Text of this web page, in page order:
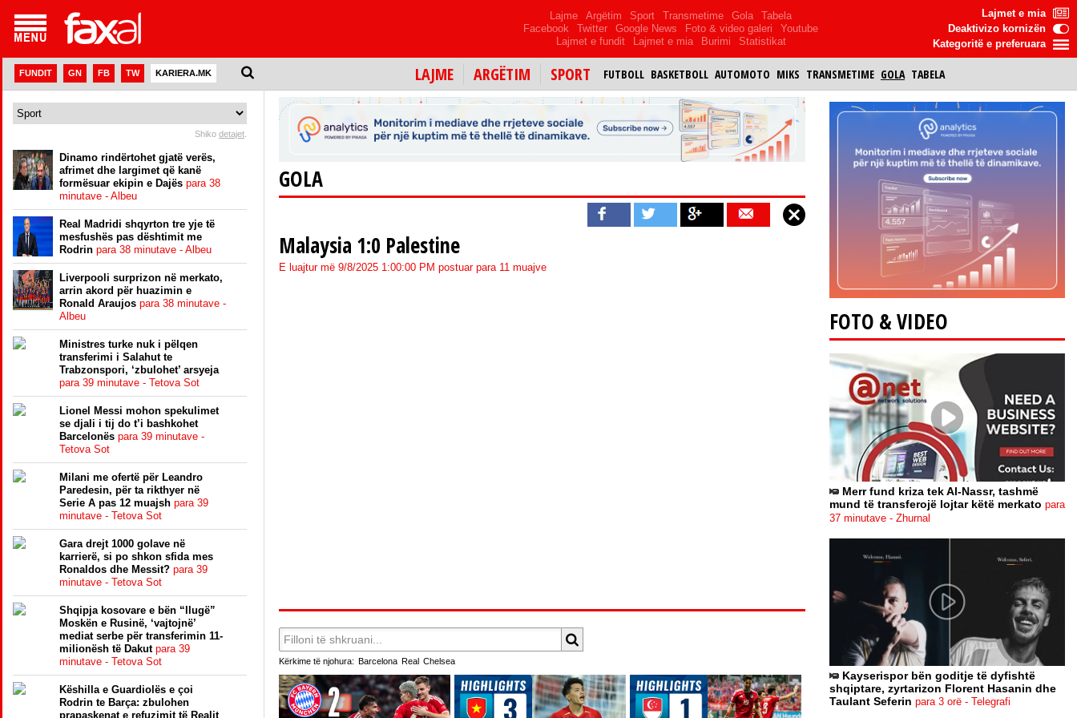
Lajme Argëtim Sport Transmetime Gola
Tabela
Facebook
Twitter Google News Foto & video galeri
Youtube
Lajmet e fundit
Lajmet e mia Burimi Statistikat
Lajmet e mia
Deaktivizo kornizën
Kategoritë e preferuara
FUNDIT GN FB TW KARIERA.MK LAJME ARGËTIM SPORT FUTBOLL BASKETBOLL AUTOMOTO MIKS TRANSMETIME GOLA TABELA
Shiko detajet
Dinamo rindërtohet gjatë verës,
afrimet dhe largimet që kanë
formësuar ekipin e Dajës para 38
minutave - Albeu
Real Madridi shqyrton tre yje të
mesfushës pas dështimit me
Rodrin para 38 minutave - Albeu
Liverpooli surprizon në merkato,
arrin akord për huazimin e
Ronald Araujos para 38 minutave -
Albeu
Ministres turke nuk i pëlqen
transferimi i Salahut te
Trabzonspori, ‘zbulohet’ arsyeja
para 39 minutave - Tetova Sot
Lionel Messi mohon spekulimet
se djali i tij do t’i bashkohet
Barcelonës para 39 minutave -
Tetova Sot
Milani me ofertë për Leandro
Paredesin, për ta rikthyer në
Serie A pas 12 muajsh para 39
minutave - Tetova Sot
Gara drejt 1000 golave në
karrierë, si po shkon sfida mes
Ronaldos dhe Messit? para 39
minutave - Tetova Sot
Shqipja kosovare e bën “llugë”
Moskën e Rusinë, ‘vajtojnë’
mediat serbe për transferimin 11-
milionësh të Dakut para 39
minutave - Tetova Sot
Këshilla e Guardiolës e çoi
Rodrin te Barça: zbulohen
prapaskenat e refuzimit të Realit
GOLA
Malaysia 1:0 Palestine
E luajtur më 9/8/2025 1:00:00 PM postuar para 11 muajve
Kërkime të njohura: Barcelona Real Chelsea
FOTO & VIDEO
Merr fund kriza tek Al-Nassr, tashmë
mund të transferojë lojtar këtë merkato para
37 minutave - Zhurnal
Kayserispor bën goditje të dyfishtë
shqiptare, zyrtarizon Florent Hasanin dhe
Taulant Seferin para 3 orë - Telegrafi